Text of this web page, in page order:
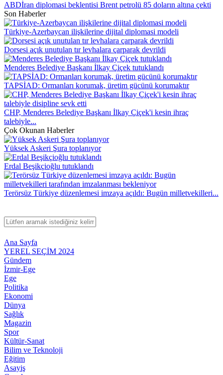
ABDİran diplomasi beklentisi Brent petrolü 85 doların altına çekti
Son Haberler
Türkiye-Azerbaycan ilişkilerine dijital diplomasi modeli
Dorsesi açık unutulan tır levhalara çarparak devrildi
Menderes Belediye Başkanı İlkay Çiçek tutuklandı
TAPSİAD: Ormanları korumak, üretim gücünü korumaktır
CHP, Menderes Belediye Başkanı İlkay Çiçek'i kesin ihraç
talebiyle...
Çok Okunan Haberler
Yüksek Askeri Şura toplanıyor
Erdal Beşikçioğlu tutuklandı
Terörsüz Türkiye düzenlemesi imzaya açıldı: Bugün milletvekilleri...
Ana Sayfa
YEREL SEÇİM 2024
Gündem
İzmir-Ege
Ege
Politika
Ekonomi
Dünya
Sağlık
Magazin
Spor
Kültür-Sanat
Bilim ve Teknoloji
Eğitim
Asayiş